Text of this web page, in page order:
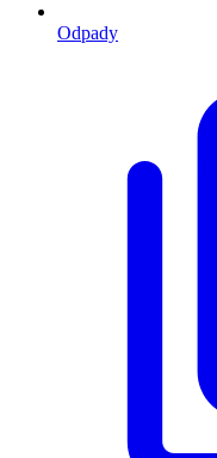
Odpady